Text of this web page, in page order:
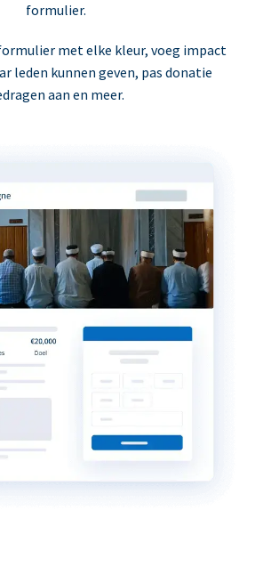
formulier.
met elke kleur, voeg impact
leden kunnen geven, pas donatie
aan en meer.